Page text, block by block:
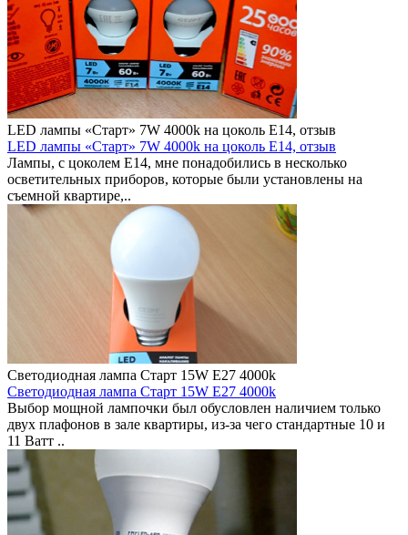
LED лампы «Старт» 7W 4000k на цоколь E14, отзыв
LED лампы «Старт» 7W 4000k на цоколь E14, отзыв
Лампы, с цоколем E14, мне понадобились в несколько
осветительных приборов, которые были установлены на
съемной квартире,..
Светодиодная лампа Старт 15W E27 4000k
Светодиодная лампа Старт 15W E27 4000k
Выбор мощной лампочки был обусловлен наличием только
двух плафонов в зале квартиры, из-за чего стандартные 10 и
11 Ватт ..